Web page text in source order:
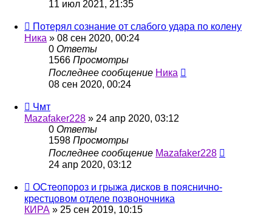
11 июл 2021, 21:35
Потерял сознание от слабого удара по колену
Ника » 08 сен 2020, 00:24
0 Ответы
1566 Просмотры
Последнее сообщение Ника
08 сен 2020, 00:24
Чмт
Mazafaker228 » 24 апр 2020, 03:12
0 Ответы
1598 Просмотры
Последнее сообщение Mazafaker228
24 апр 2020, 03:12
ОСтеопороз и грыжа дисков в пояснично-
крестцовом отделе позвоночника
КИРА » 25 сен 2019, 10:15